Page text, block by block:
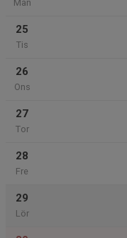
Mån
25
Tis
26
Ons
27
Tor
28
Fre
29
Lör